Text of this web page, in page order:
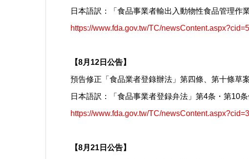
日本語訳：「食品事業者輸出入動物性食品管理作
https://www.fda.gov.tw/TC/
【8月12日公告】
預告修正「食品業者登錄辦法」第四條、第十條草
日本語訳：「食品事業者登録弁法」第4条・第10
https://www.fda.gov.tw/TC/
【8月21日公告】